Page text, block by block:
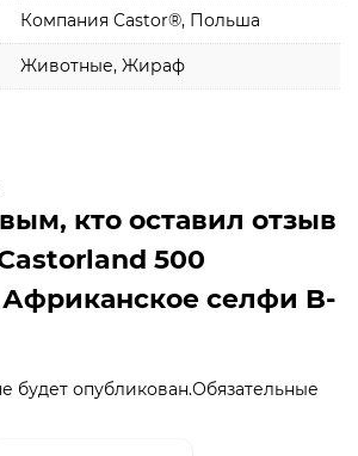
Компания Castor®, Польша
Животные, Жираф
кто оставил отзыв
500
селфи B-
будет опубликован.Обязательные